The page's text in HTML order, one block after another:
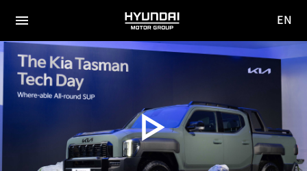
전체
메뉴
HYUNDAI
MOTOR
사이
이동
EN